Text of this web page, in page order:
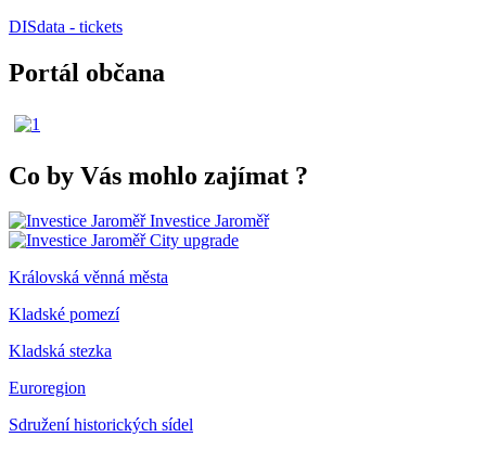
DISdata - tickets
Portál občana
Co by Vás mohlo zajímat ?
Investice Jaroměř
City upgrade
Královská věnná města
Kladské pomezí
Kladská stezka
Euroregion
Sdružení historických sídel